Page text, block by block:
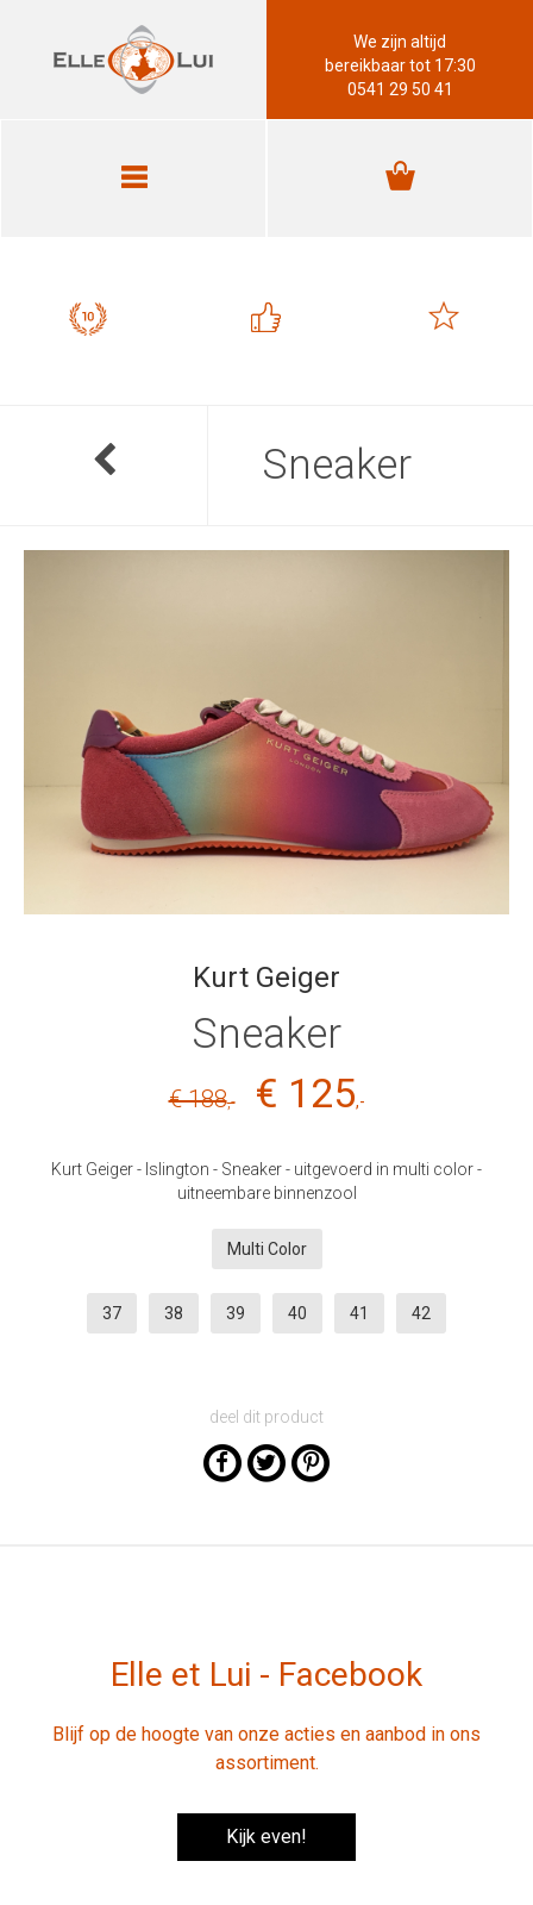
We zijn altijd
bereikbaar tot 17:30
0541 29 50 41
Sneaker
Kurt Geiger
Sneaker
€ 188,- € 125,-
Kurt Geiger - Islington - Sneaker - uitgevoerd in multi color -
uitneembare binnenzool
Multi Color
37 38 39 40 41 42
deel dit product
Elle et Lui - Facebook
Blijf op de hoogte van onze acties en aanbod in ons
assortiment.
Kijk even!